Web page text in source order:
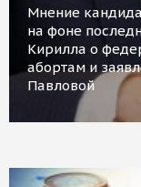
Мнение
на фоне
Кирилла о
абортам и
Павловой